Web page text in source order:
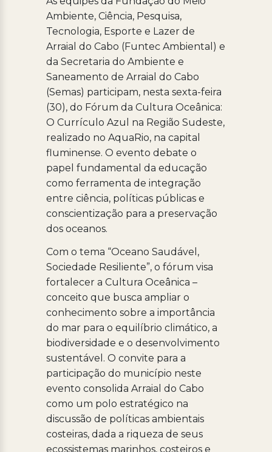
Ambiente, Ciência, Pesquisa,
Tecnologia, Esporte e Lazer de
Arraial do Cabo (Funtec Ambiental) e
da Secretaria do Ambiente e
Saneamento de Arraial do Cabo
(Semas) participam, nesta sexta-feira
(30), do Fórum da Cultura Oceânica:
O Currículo Azul na Região Sudeste,
realizado no AquaRio, na capital
fluminense. O evento debate o
papel fundamental da educação
como ferramenta de integração
entre ciência, políticas públicas e
conscientização para a preservação
dos oceanos.
Com o tema “Oceano Saudável,
Sociedade Resiliente”, o fórum visa
fortalecer a Cultura Oceânica –
conceito que busca ampliar o
conhecimento sobre a importância
do mar para o equilíbrio climático, a
biodiversidade e o desenvolvimento
sustentável. O convite para a
participação do município neste
evento consolida Arraial do Cabo
como um polo estratégico na
discussão de políticas ambientais
costeiras, dada a riqueza de seus
ecossistemas marinhos, costeiros e